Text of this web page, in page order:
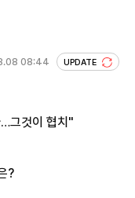
08:44 UPDATE
그것이 협치"
?